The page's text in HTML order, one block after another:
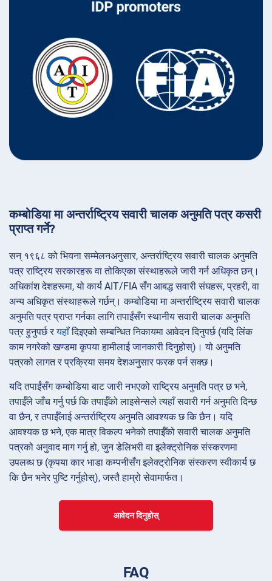
कम्बोडिया मा अन्तर्राष्ट्रिय सवारी चालक अनुमति पत्र कसरी
प्राप्त गर्ने?
सन् १९६८ को भियना सम्मेलनअनुसार, अन्तर्राष्ट्रिय सवारी चालक अनुमति
पत्र राष्ट्रिय सरकारहरू वा तोकिएका संस्थाहरूले जारी गर्न अधिकृत छन्।
अधिकांश देशहरूमा, यो कार्य AIT/FIA सँग आबद्ध सवारी संघहरू, प्रहरी, वा
अन्य अधिकृत संस्थाहरूले गर्छन्। कम्बोडिया मा अन्तर्राष्ट्रिय सवारी चालक
अनुमति पत्र प्राप्त गर्नका लागि तपाईंसँग स्थानीय सवारी चालक अनुमति
पत्र हुनुपर्छ रयहाँदिइएको सम्बन्धित निकायमा आवेदन दिनुपर्छ (यदि लिंक
काम नगरेको खण्डमा कृपया हामीलाई जानकारी दिनुहोस्)। यो अनुमति
पत्रको लागत र प्रक्रिया समय देशअनुसार फरक पर्न सक्छ।
यदि तपाईंसँग कम्बोडिया बाट जारी नभएको राष्ट्रिय अनुमति पत्र छ भने,
तपाईँले जाँच गर्नु पर्छ कि तपाईँको लाइसेन्सले त्यहाँ सवारी गर्न अनुमति दिन्छ
वा छैन, र तपाईँलाई अन्तर्राष्ट्रिय अनुमति आवश्यक छ कि छैन। यदि
आवश्यक छ भने, एक मात्र विकल्प भनेको तपाईँको सवारी चालक अनुमति
पत्रको अनुवाद माग गर्नु हो, जुन डेलिभरी वा इलेक्ट्रोनिक संस्करणमा
उपलब्ध छ (कृपया कार भाडा कम्पनीसँग इलेक्ट्रोनिक संस्करण स्वीकार्य छ
कि छैन भनेर पुष्टि गर्नुहोस्), जस्तै हाम्रो सेवामार्फत।
आवेदन दिनुहोस्
FAQ